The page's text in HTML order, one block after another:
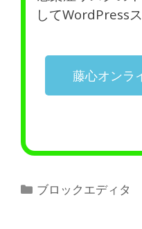
してWordPress
藤心オンラ
ブロックエディタ